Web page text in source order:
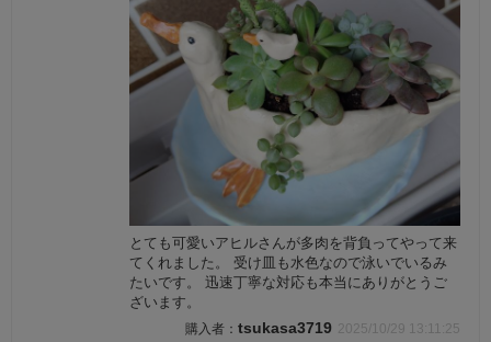
とても可愛いアヒルさんが多肉を背負ってやって来
てくれました。 受け皿も水色なので泳いでいるみ
たいです。 迅速丁寧な対応も本当にありがとうご
ざいます。
tsukasa3719 2025/10/29 13:11:25